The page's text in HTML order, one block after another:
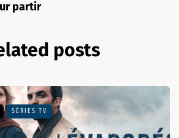
partir
posts
SÉRIES TV